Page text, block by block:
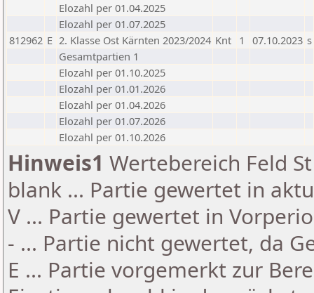
Elozahl per 01.04.2025
Elozahl per 01.07.2025
812962 E 2. Klasse Ost Kärnten 2023/2024 Knt 1 07.10.2023 s
Gesamtpartien 1
Elozahl per 01.10.2025
Elozahl per 01.01.2026
Elozahl per 01.04.2026
Elozahl per 01.07.2026
Elozahl per 01.10.2026
Hinweis1 Wertebereich Feld
blank ... Partie gewertet in
V ... Partie gewertet in
- ... Partie nicht gewertet, da
E ... Partie vorgemerkt zur